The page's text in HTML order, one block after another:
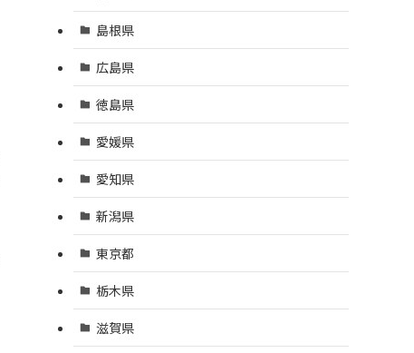
島根県
広島県
徳島県
愛媛県
愛知県
新潟県
東京都
栃木県
滋賀県